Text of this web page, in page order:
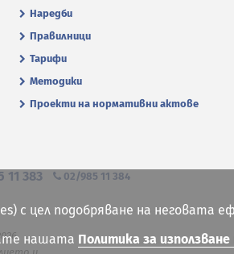
Наредби
Правилници
Тарифи
Методики
Проекти на нормативни актове
11 383 02/985 11 384
и
с цел подобряване на неговата
нашата Политика за